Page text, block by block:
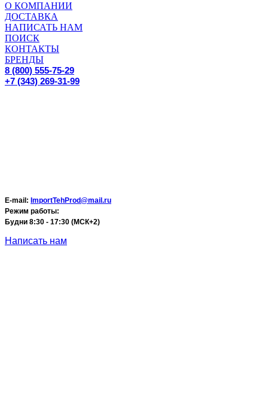
О КОМПАНИИ
ДОСТАВКА
НАПИСАТЬ НАМ
ПОИСК
КОНТАКТЫ
БРЕНДЫ
8 (800) 555-75-29
+7 (343) 269-31-99
E-mail: ImportTehProd@mail.ru
Режим работы:
Будни 8:30 - 17:30 (МСК+2)
Написать нам